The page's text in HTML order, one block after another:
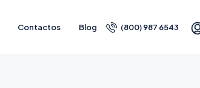
Contactos Blog (800) 987 6543